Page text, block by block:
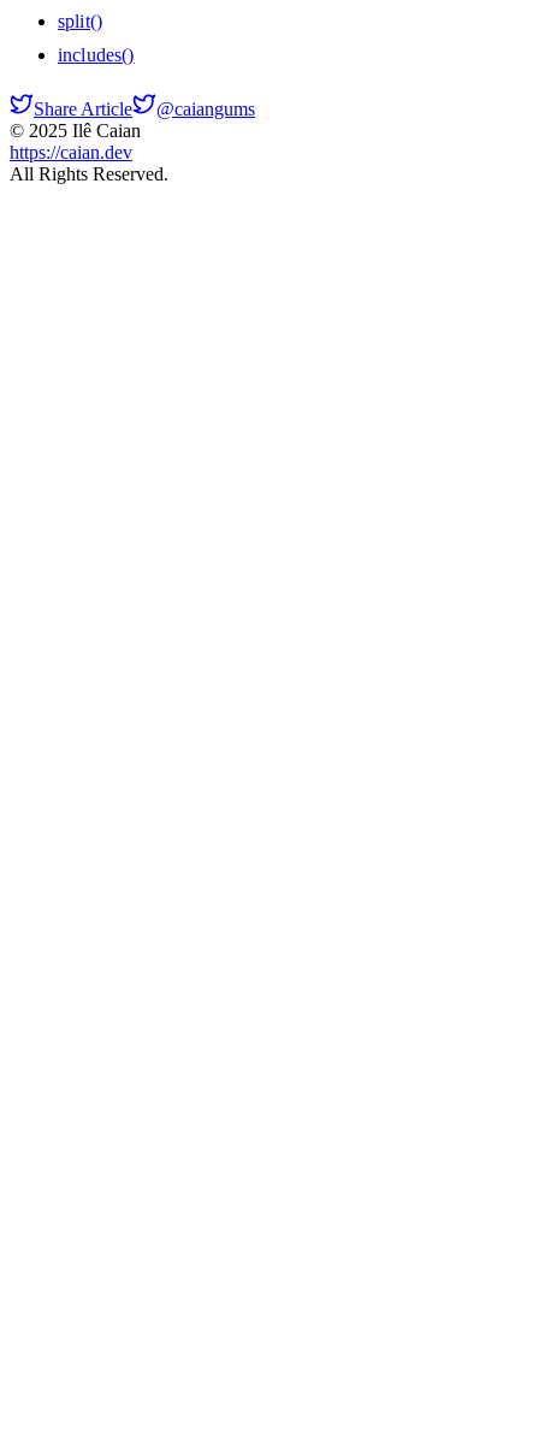
split()
includes()
Share Article
@caiangums
© 2025 Ilê Caian
https://caian.dev
All Rights Reserved.